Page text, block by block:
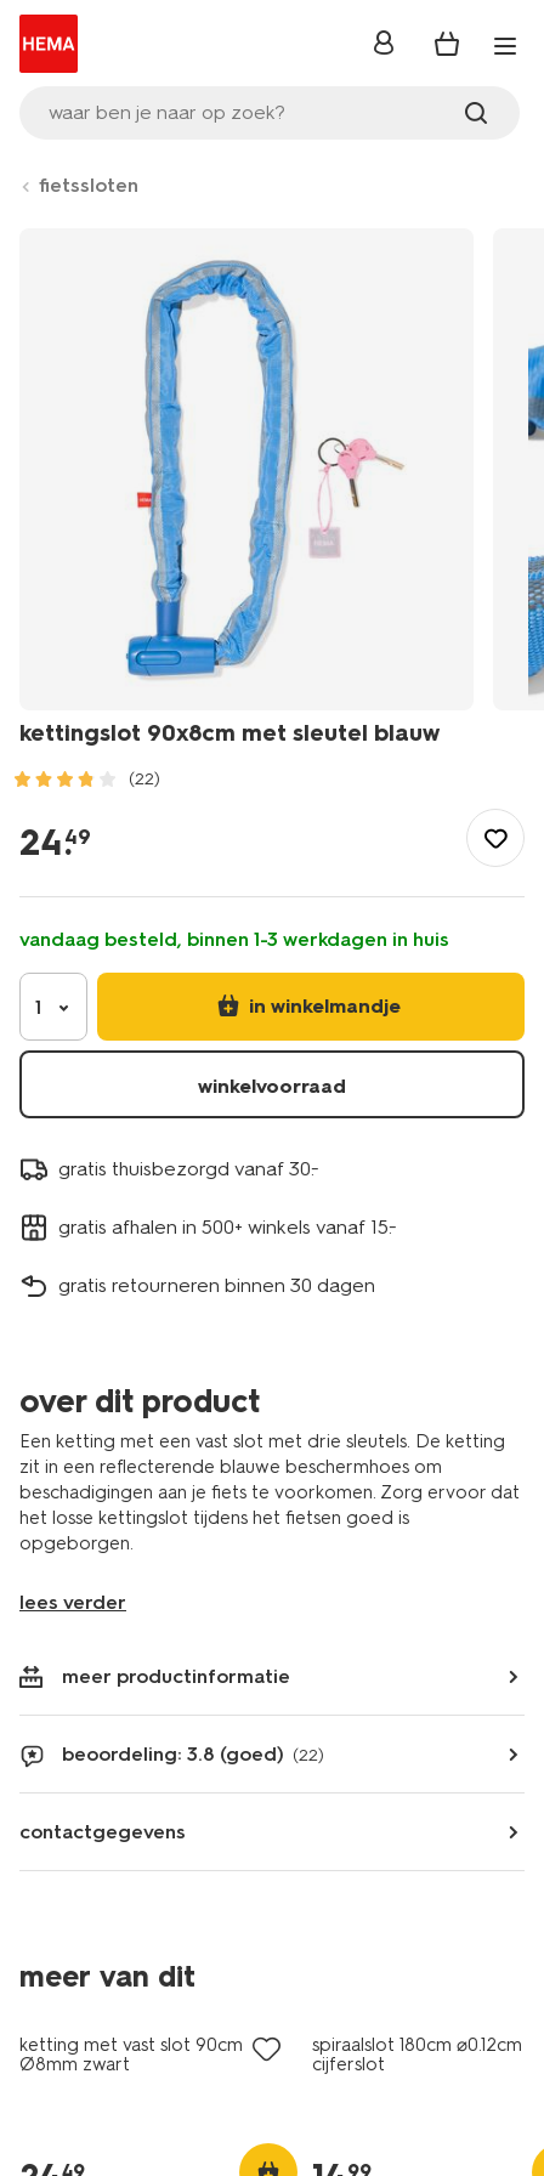
waar ben je naar op zoek?
inloggen
fietssloten
kettingslot 90x8cm met sleutel blauw
(22)
onderweg/fietsaccessoires/fietssloten/kettingslot-
90x8cm-
sleutel-
blauw-
41150086.html
24.
49
vandaag besteld, binnen 1-3 werkdagen in huis
1 in winkelmandje
winkelvoorraad
gratis thuisbezorgd vanaf 30.-
gratis afhalen in 500+ winkels vanaf 15.-
gratis retourneren binnen 30 dagen
over dit product
Een ketting met een vast slot met drie sleutels. De ketting
zit in een reflecterende blauwe beschermhoes om
beschadigingen aan je fiets te voorkomen. Zorg ervoor dat
het losse kettingslot tijdens het fietsen goed is
opgeborgen.
lees verder
meer productinformatie
beoordeling: 3.8 (goed) (22)
contactgegevens
meer van dit
ketting met vast slot 90cm
Ø8mm zwart
spiraalslot 180cm ⌀0.12cm
cijferslot